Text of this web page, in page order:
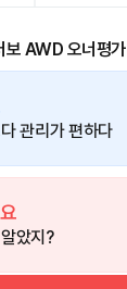
AWD 오너평가
관리가 편하다
았지?